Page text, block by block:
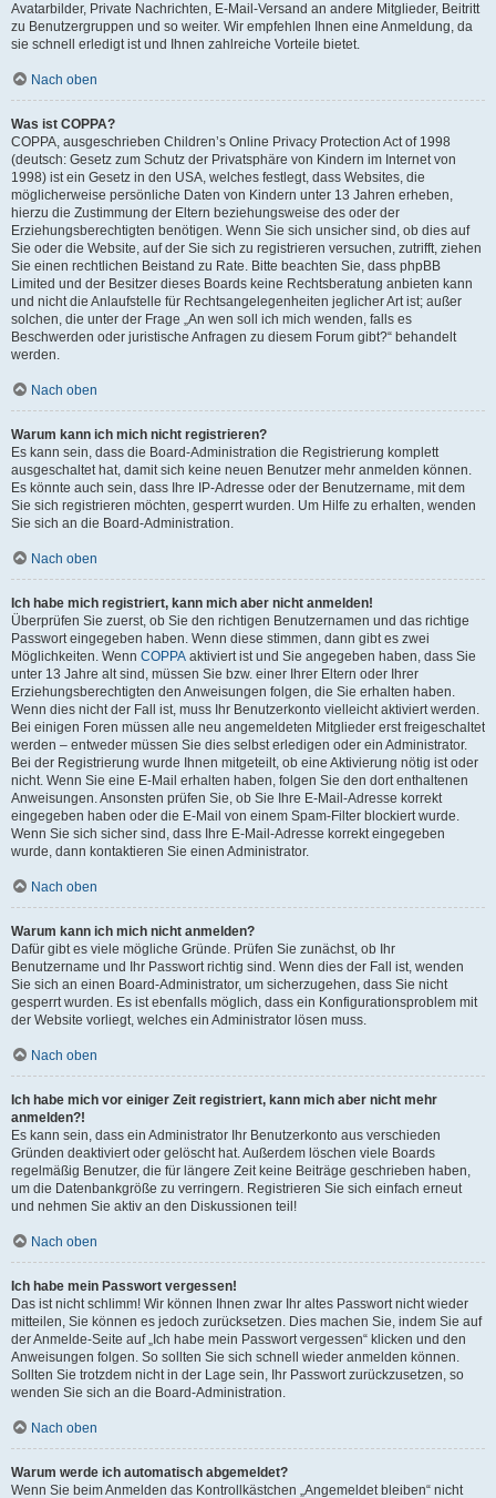
Avatarbilder, Private Nachrichten, E-Mail-Versand an andere Mitglieder, Beitritt
zu Benutzergruppen und so weiter. Wir empfehlen Ihnen eine Anmeldung, da
sie schnell erledigt ist und Ihnen zahlreiche Vorteile bietet.
Nach oben
Was ist COPPA?
COPPA, ausgeschrieben Children’s Online Privacy Protection Act of 1998
(deutsch: Gesetz zum Schutz der Privatsphäre von Kindern im Internet von
1998) ist ein Gesetz in den USA, welches festlegt, dass Websites, die
möglicherweise persönliche Daten von Kindern unter 13 Jahren erheben,
hierzu die Zustimmung der Eltern beziehungsweise des oder der
Erziehungsberechtigten benötigen. Wenn Sie sich unsicher sind, ob dies auf
Sie oder die Website, auf der Sie sich zu registrieren versuchen, zutrifft, ziehen
Sie einen rechtlichen Beistand zu Rate. Bitte beachten Sie, dass phpBB
Limited und der Besitzer dieses Boards keine Rechtsberatung anbieten kann
und nicht die Anlaufstelle für Rechtsangelegenheiten jeglicher Art ist; außer
solchen, die unter der Frage „An wen soll ich mich wenden, falls es
Beschwerden oder juristische Anfragen zu diesem Forum gibt?“ behandelt
werden.
Nach oben
Warum kann ich mich nicht registrieren?
Es kann sein, dass die Board-Administration die Registrierung komplett
ausgeschaltet hat, damit sich keine neuen Benutzer mehr anmelden können.
Es könnte auch sein, dass Ihre IP-Adresse oder der Benutzername, mit dem
Sie sich registrieren möchten, gesperrt wurden. Um Hilfe zu erhalten, wenden
Sie sich an die Board-Administration.
Nach oben
Ich habe mich registriert, kann mich aber nicht anmelden!
Überprüfen Sie zuerst, ob Sie den richtigen Benutzernamen und das richtige
Passwort eingegeben haben. Wenn diese stimmen, dann gibt es zwei
Möglichkeiten. Wenn COPPA aktiviert ist und Sie angegeben haben, dass Sie
unter 13 Jahre alt sind, müssen Sie bzw. einer Ihrer Eltern oder Ihrer
Erziehungsberechtigten den Anweisungen folgen, die Sie erhalten haben.
Wenn dies nicht der Fall ist, muss Ihr Benutzerkonto vielleicht aktiviert werden.
Bei einigen Foren müssen alle neu angemeldeten Mitglieder erst freigeschaltet
werden – entweder müssen Sie dies selbst erledigen oder ein Administrator.
Bei der Registrierung wurde Ihnen mitgeteilt, ob eine Aktivierung nötig ist oder
nicht. Wenn Sie eine E-Mail erhalten haben, folgen Sie den dort enthaltenen
Anweisungen. Ansonsten prüfen Sie, ob Sie Ihre E-Mail-Adresse korrekt
eingegeben haben oder die E-Mail von einem Spam-Filter blockiert wurde.
Wenn Sie sich sicher sind, dass Ihre E-Mail-Adresse korrekt eingegeben
wurde, dann kontaktieren Sie einen Administrator.
Nach oben
Warum kann ich mich nicht anmelden?
Dafür gibt es viele mögliche Gründe. Prüfen Sie zunächst, ob Ihr
Benutzername und Ihr Passwort richtig sind. Wenn dies der Fall ist, wenden
Sie sich an einen Board-Administrator, um sicherzugehen, dass Sie nicht
gesperrt wurden. Es ist ebenfalls möglich, dass ein Konfigurationsproblem mit
der Website vorliegt, welches ein Administrator lösen muss.
Nach oben
Ich habe mich vor einiger Zeit registriert, kann mich aber nicht mehr
anmelden?!
Es kann sein, dass ein Administrator Ihr Benutzerkonto aus verschieden
Gründen deaktiviert oder gelöscht hat. Außerdem löschen viele Boards
regelmäßig Benutzer, die für längere Zeit keine Beiträge geschrieben haben,
um die Datenbankgröße zu verringern. Registrieren Sie sich einfach erneut
und nehmen Sie aktiv an den Diskussionen teil!
Nach oben
Ich habe mein Passwort vergessen!
Das ist nicht schlimm! Wir können Ihnen zwar Ihr altes Passwort nicht wieder
mitteilen, Sie können es jedoch zurücksetzen. Dies machen Sie, indem Sie auf
der Anmelde-Seite auf „Ich habe mein Passwort vergessen“ klicken und den
Anweisungen folgen. So sollten Sie sich schnell wieder anmelden können.
Sollten Sie trotzdem nicht in der Lage sein, Ihr Passwort zurückzusetzen, so
wenden Sie sich an die Board-Administration.
Nach oben
Warum werde ich automatisch abgemeldet?
Wenn Sie beim Anmelden das Kontrollkästchen „Angemeldet bleiben“ nicht